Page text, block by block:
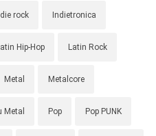
rock Indietronica
Hip-Hop Latin Rock
Metal Metalcore
Metal Pop Pop PUNK